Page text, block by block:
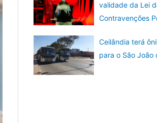
validade da Lei
Contravenções
Ceilândia terá
para o São João